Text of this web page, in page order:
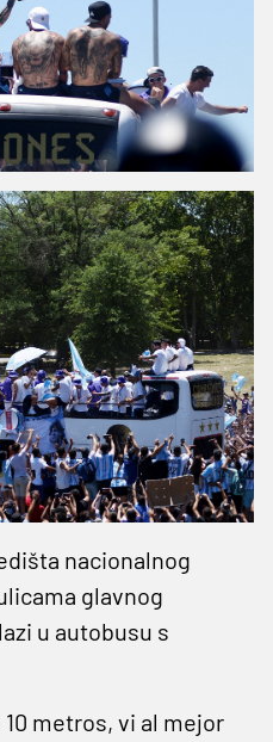
nacionalnog
glavnog
u autobusu s
metros, vi al mejor